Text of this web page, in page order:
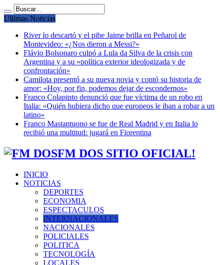
Ultimas Noticias
River lo descartó y el pibe Jaime brilla en Peñarol de
Montevideo: «¿Nos dieron a Messi?»
Flávio Bolsonaro culpó a Lula da Silva de la crisis con
Argentina y a su «política exterior ideologizada y de
confrontación»
Camilota presentó a su nueva novia y contó su historia de
amor: «Hoy, por fin, podemos dejar de escondernos»
Franco Colapinto denunció que fue víctima de un robo en
Italia: «Quién hubiera dicho que europeos le iban a robar a un
latino»
Franco Mastantuono se fue de Real Madrid y en Italia lo
recibió una multitud: jugará en Fiorentina
FM DOS SITIO OFICIAL!
INICIO
NOTICIAS
DEPORTES
ECONOMIA
ESPECTACULOS
INTERNACIONALES
NACIONALES
POLICIALES
POLITICA
TECNOLOGÍA
LOCALES